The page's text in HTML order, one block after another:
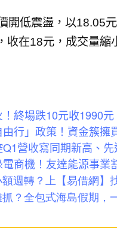
開低震盪，以18.05
收在18元，成交量縮
！終場跌10元收1990
由行」政策！資金簇
Q1營收寫同期新高、
商機！友達能源事業